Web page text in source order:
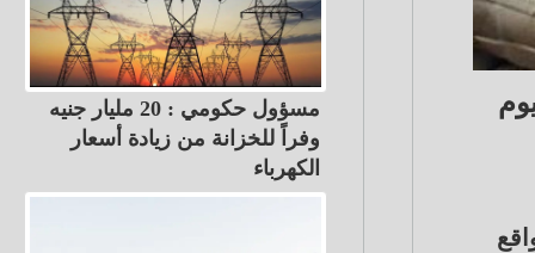
مسؤول حكومي : 20 مليار جنيه
وفراً للخزانة من زيادة أسعار
الكهرباء